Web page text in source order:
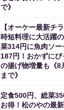
で》
【オーケー最新チラ
時短料理に大活躍
菜314円に魚肉ソー
187円！おかずにぴ
の揚げ物増量も《8
まで》
定食500円、総菜
お得！松のやの最